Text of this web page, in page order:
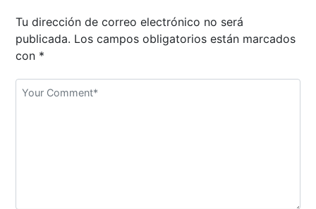
a
c
i
Tu dirección de correo electrónico no será
publicada. Los campos obligatorios están marcados
con *